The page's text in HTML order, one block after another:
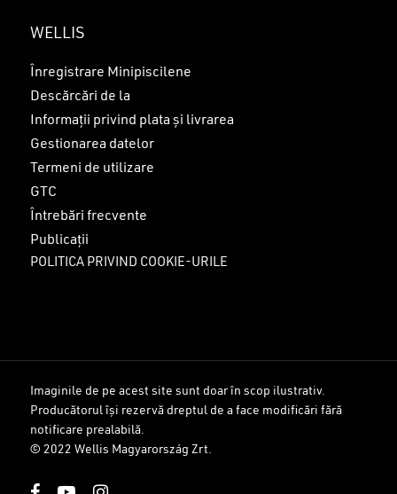
Sub-total:
WELLIS
Înregistrare Minipiscilene
Descărcări de la
Informații privind plata și livrarea
Gestionarea datelor
Termeni de utilizare
GTC
Întrebări frecvente
Publicații
POLITICA PRIVIND COOKIE-URILE
Imaginile de pe acest site sunt doar în scop ilustrativ.
Producătorul își rezervă dreptul de a face modificări fără
notificare prealabilă.
© 2022 Wellis Magyarország Zrt.
facebookyoutubeinstagram